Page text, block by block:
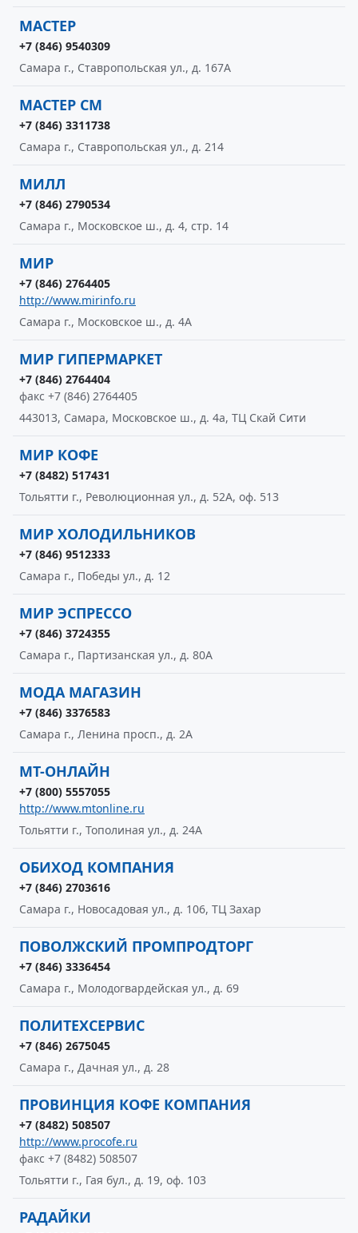
МАСТЕР
+7 (846) 9540309
Самара г., Ставропольская ул., д. 167А
МАСТЕР СМ
+7 (846) 3311738
Самара г., Ставропольская ул., д. 214
МИЛЛ
+7 (846) 2790534
Самара г., Московское ш., д. 4, стр. 14
МИР
+7 (846) 2764405
http://www.mirinfo.ru
Самара г., Московское ш., д. 4А
МИР ГИПЕРМАРКЕТ
+7 (846) 2764404
факс +7 (846) 2764405
443013, Самара, Московское ш., д. 4а, ТЦ Скай Сити
МИР КОФЕ
+7 (8482) 517431
Тольятти г., Революционная ул., д. 52А, оф. 513
МИР ХОЛОДИЛЬНИКОВ
+7 (846) 9512333
Самара г., Победы ул., д. 12
МИР ЭСПРЕССО
+7 (846) 3724355
Самара г., Партизанская ул., д. 80А
МОДА МАГАЗИН
+7 (846) 3376583
Самара г., Ленина просп., д. 2А
МТ-ОНЛАЙН
+7 (800) 5557055
http://www.mtonline.ru
Тольятти г., Тополиная ул., д. 24А
ОБИХОД КОМПАНИЯ
+7 (846) 2703616
Самара г., Новосадовая ул., д. 106, ТЦ Захар
ПОВОЛЖСКИЙ ПРОМПРОДТОРГ
+7 (846) 3336454
Самара г., Молодогвардейская ул., д. 69
ПОЛИТЕХСЕРВИС
+7 (846) 2675045
Самара г., Дачная ул., д. 28
ПРОВИНЦИЯ КОФЕ КОМПАНИЯ
+7 (8482) 508507
http://www.procofe.ru
факс +7 (8482) 508507
Тольятти г., Гая бул., д. 19, оф. 103
РАДАЙКИ